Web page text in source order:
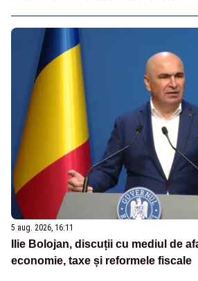
5 aug. 2026, 16:11
Ilie Bolojan, discuții cu mediul de
economie, taxe și reformele fiscale